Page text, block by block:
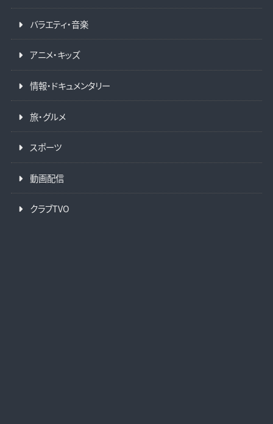
バラエティ・音楽
アニメ・キッズ
情報・ドキュメンタリー
旅・グルメ
スポーツ
動画配信
クラブTVO